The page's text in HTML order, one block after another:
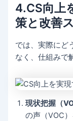
4.CS向上
策と改善
では、実際にど
なく、仕組みで
現状把握（
の声（VOC